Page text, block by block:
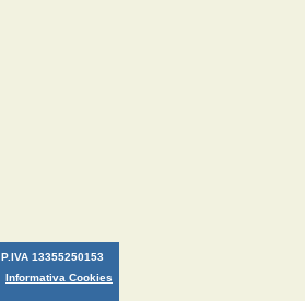
P.IVA 13355250153
Informativa Cookies